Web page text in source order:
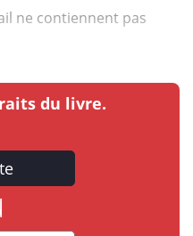
ne contiennent pas
du livre.